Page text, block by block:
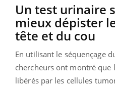
Un test urinaire
mieux dépister
tête et du cou
En utilisant le séquençage
chercheurs ont montré que
libérés par les cellules